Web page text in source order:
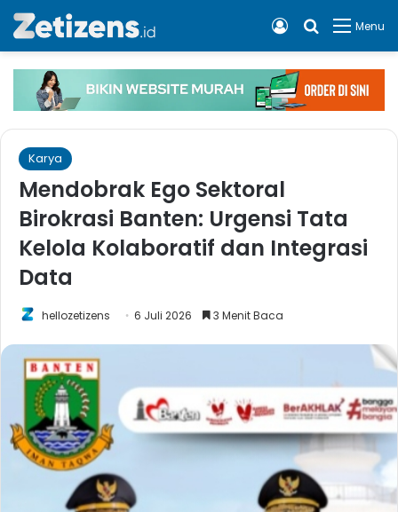
Menu
Cari apa,
Log In
Karya
Mendobrak Ego Sektoral
Birokrasi Banten: Urgensi Tata
Kelola Kolaboratif dan Integrasi
Data
hellozetizens 6 Juli 2026 3 Menit Baca